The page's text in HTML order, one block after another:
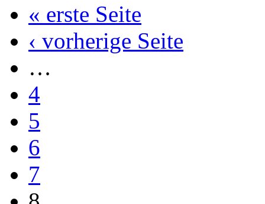
« erste Seite
‹ vorherige Seite
…
4
5
6
7